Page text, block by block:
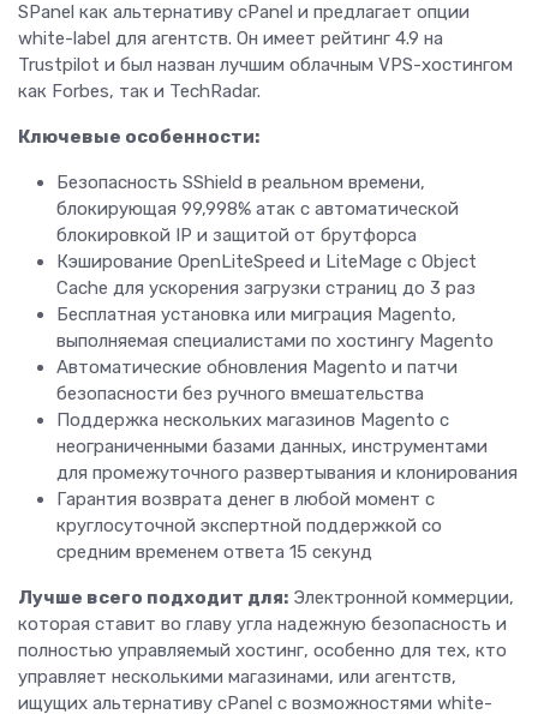
SPanel как альтернативу cPanel и предлагает опции
white-label для агентств. Он имеет рейтинг 4.9 на
Trustpilot и был назван лучшим облачным VPS-хостингом
как Forbes, так и TechRadar.
Ключевые особенности:
Безопасность SShield в реальном времени,
блокирующая 99,998% атак с автоматической
блокировкой IP и защитой от брутфорса
Кэширование OpenLiteSpeed и LiteMage с Object
Cache для ускорения загрузки страниц до 3 раз
Бесплатная установка или миграция Magento,
выполняемая специалистами по хостингу Magento
Автоматические обновления Magento и патчи
безопасности без ручного вмешательства
Поддержка нескольких магазинов Magento с
неограниченными базами данных, инструментами
для промежуточного развертывания и клонирования
Гарантия возврата денег в любой момент с
круглосуточной экспертной поддержкой со
средним временем ответа 15 секунд
Лучше всего подходит для: Электронной коммерции,
которая ставит во главу угла надежную безопасность и
полностью управляемый хостинг, особенно для тех, кто
управляет несколькими магазинами, или агентств,
ищущих альтернативу cPanel с возможностями white-